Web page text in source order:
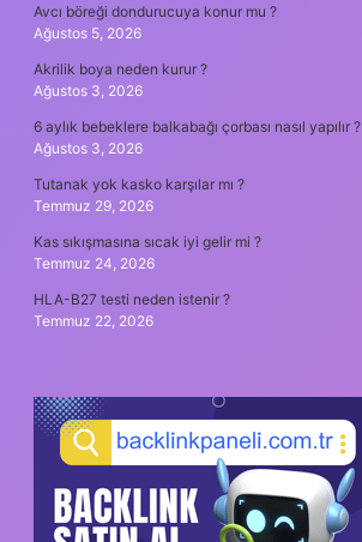
Avcı böreği dondurucuya konur mu ?
Ağustos 5, 2026
Akrilik boya neden kurur ?
Ağustos 3, 2026
6 aylık bebeklere balkabağı çorbası nasıl yapılır ?
Ağustos 3, 2026
Tutanak yok kasko karşılar mı ?
Temmuz 29, 2026
Kas sıkışmasına sıcak iyi gelir mi ?
Temmuz 24, 2026
HLA-B27 testi neden istenir ?
Temmuz 22, 2026